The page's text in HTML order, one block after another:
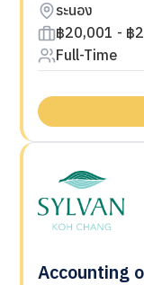
ระนอง
฿20,001 - ฿
Full-Time
Accounting